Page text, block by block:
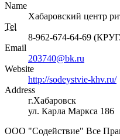
Name
Хабаровский центр
Tel
8-962-674-64-69
Email
203740@bk.ru
Website
http://sodeystvie-khv.ru/
Address
г.Хабаровск
ул. Карла Маркса 186
ООО "Содействие" Все